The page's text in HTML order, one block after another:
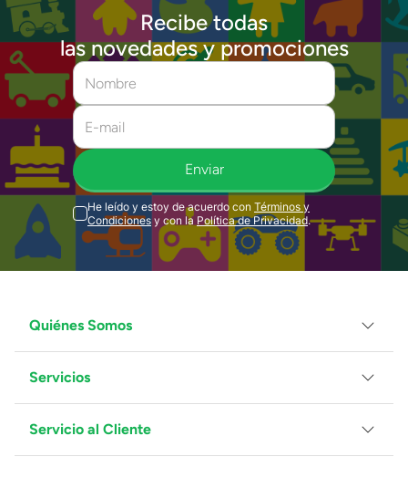
Recibe todas
las novedades y promociones
Enviar
He leído y estoy de acuerdo con Términos y
Condiciones y con la Política de Privacidad.
Quiénes Somos
Grupo Juguetron
Localiza tu tienda
Blog
Servicios
Facturación
Proveedores
Servicio al Cliente